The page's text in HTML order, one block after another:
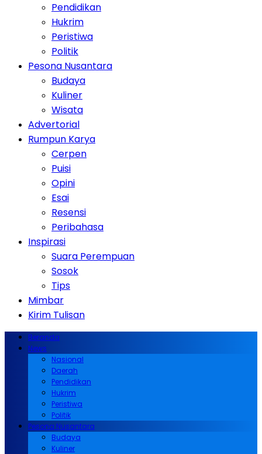
Pendidikan
Hukrim
Peristiwa
Politik
Pesona Nusantara
Budaya
Kuliner
Wisata
Advertorial
Rumpun Karya
Cerpen
Puisi
Opini
Esai
Resensi
Peribahasa
Inspirasi
Suara Perempuan
Sosok
Tips
Mimbar
Kirim Tulisan
Beranda
News
Nasional
Daerah
Pendidikan
Hukrim
Peristiwa
Politik
Pesona Nusantara
Budaya
Kuliner